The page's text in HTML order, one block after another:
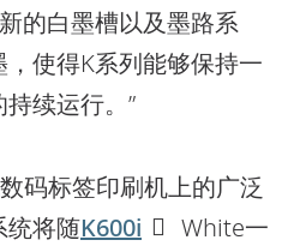
的白墨槽以及墨路系
使得K系列能够保持一
续运行。”
码标签印刷机上的广泛
统将随K600i
White一